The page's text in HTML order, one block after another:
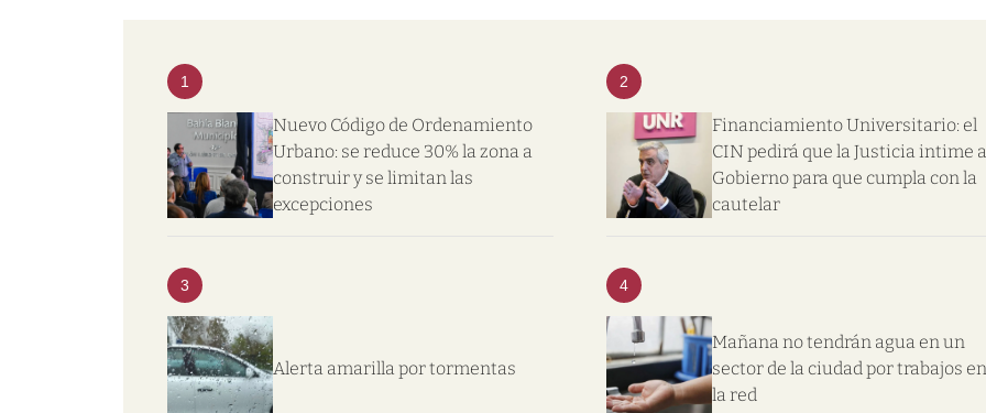
1
Nuevo Código de Ordenamiento
Urbano: se reduce 30% la zona a
construir y se limitan las
excepciones
2
Financiamiento Universitario: el
CIN pedirá que la Justicia intime
Gobierno para que cumpla con la
cautelar
3
Alerta amarilla por tormentas
4
Mañana no tendrán agua en un
sector de la ciudad por trabajos en
la red